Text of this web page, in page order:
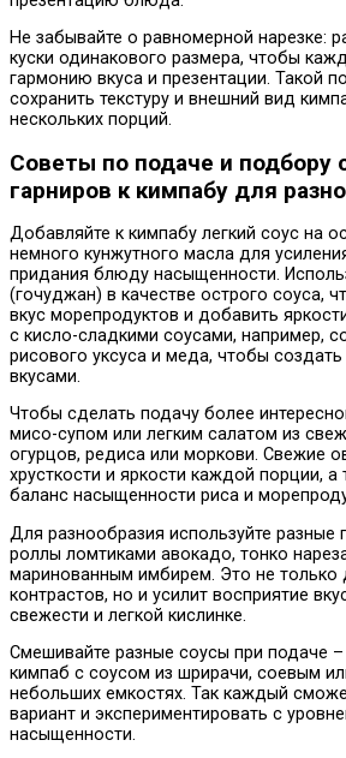
Не забывайте о равномерной нарезке:
куски одинакового размера, чтобы
гармонию вкуса и презентации. Такой
сохранить текстуру и внешний вид
нескольких порций.
Советы по подаче и подбору
гарниров к кимпабу для
Добавляйте к кимпабу легкий соус на
немного кунжутного масла для
придания блюду насыщенности.
(гочуджан) в качестве острого соуса,
вкус морепродуктов и добавить
с кисло-сладкими соусами, например,
рисового уксуса и меда, чтобы
вкусами.
Чтобы сделать подачу более
мисо-супом или легким салатом из
огурцов, редиса или моркови. Свежие
хрусткости и яркости каждой порции, а
баланс насыщенности риса и
Для разнообразия используйте разные
роллы ломтиками авокадо, тонко
маринованным имбирем. Это не только
контрастов, но и усилит восприятие
свежести и легкой кислинке.
Смешивайте разные соусы при подаче
кимпаб с соусом из шрирачи, соевым
небольших емкостях. Так каждый
вариант и экспериментировать с
насыщенности.